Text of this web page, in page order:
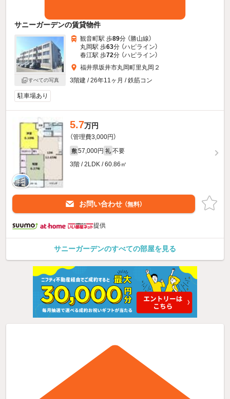
サニーガーデンの賃貸物件
すべての写真
観音町駅 歩89分 （勝山線）
丸岡駅 歩63分 （ハピライン）
春江駅 歩72分 （ハピライン）
福井県坂井市丸岡町里丸岡２
3階建 / 26年11ヶ月 / 鉄筋コン
駐車場あり
5.7万円
（管理費3,000円）
敷 57,000円 礼 不要
3階 / 2LDK / 60.86㎡
お問い合わせ （無料）
提供
サニーガーデンのすべての部屋を見る